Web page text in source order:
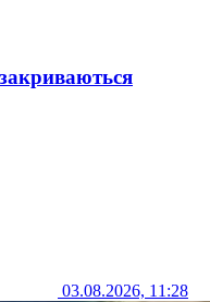
03.08.2026, 11:28